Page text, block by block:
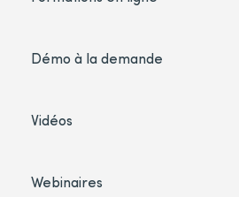
Démo à la demande
Vidéos
Webinaires